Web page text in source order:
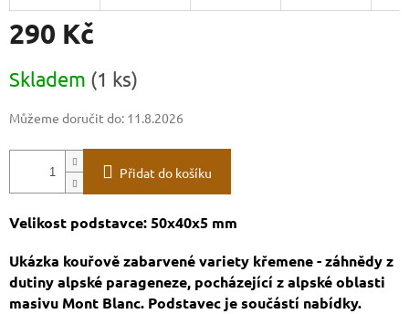
290 Kč
cena:
Skladem (1 ks)
Můžeme doručit do: 11.8.2026
Přidat do košíku
Velikost podstavce: 50x40x5 mm
Ukázka kouřově zabarvené variety křemene - záhnědy z
dutiny alpské parageneze, pocházející z alpské oblasti
masivu Mont Blanc. Podstavec je součástí nabídky.